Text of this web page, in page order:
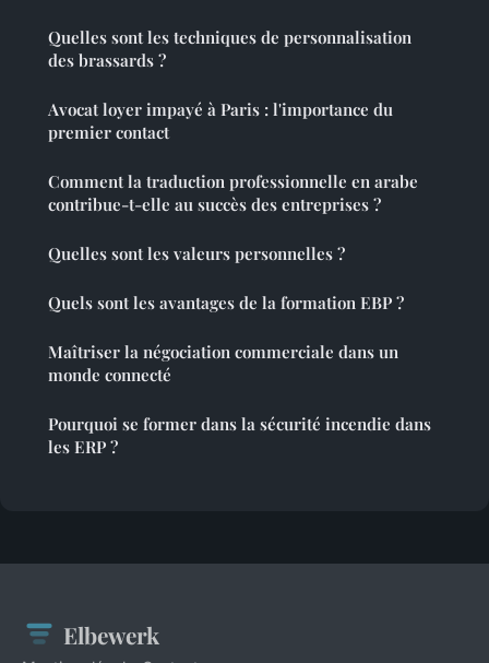
Quelles sont les techniques de personnalisation
des brassards ?
Avocat loyer impayé à Paris : l'importance du
premier contact
Comment la traduction professionnelle en arabe
contribue-t-elle au succès des entreprises ?
Quelles sont les valeurs personnelles ?
Quels sont les avantages de la formation EBP ?
Maîtriser la négociation commerciale dans un
monde connecté
Pourquoi se former dans la sécurité incendie dans
les ERP ?
Elbewerk